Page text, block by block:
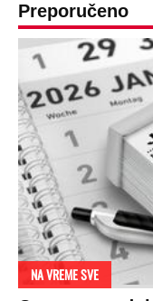
Preporučeno
NA VREME SVE